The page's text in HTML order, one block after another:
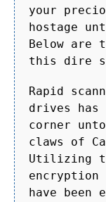
your
hostage
Below
this dire
Rapid
drives has
corner
claws of
Utilizing
have been